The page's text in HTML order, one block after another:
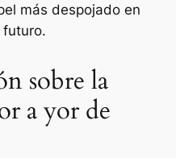
más despojado en
sobre la
a yor de